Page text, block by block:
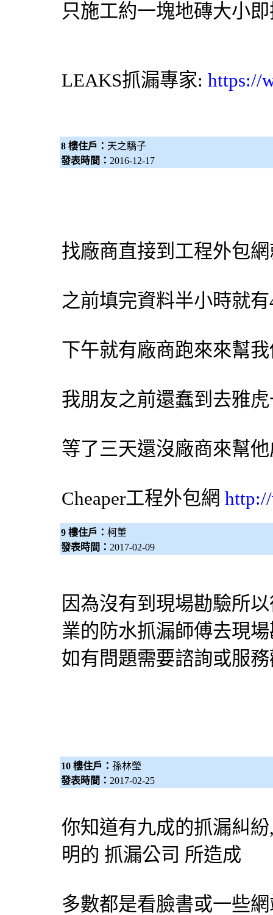
只施工約一塊地磚大小
LEAKS抓漏專家: https://
8 樓住戶： 天之驕子
發表時間： 2016-12-17
找廠商直接到工程外包網
之前填完資料半小時就
下午就有廠商跑來來幫
我朋友之前還蠢到去雅
等了三天還沒廠商來幫
Cheaper工程外包網
9 樓住戶： 柯董
發表時間： 2017-02-09
因為沒有到現場勘驗所
業的防水抓漏師傅去現
如有問題需要諮詢或服
10 樓住戶： 孫林瑩
發表時間： 2017-02-25
你知道有九成的抓漏糾
明的 抓漏公司 所造成
多數都是看臉書或一些